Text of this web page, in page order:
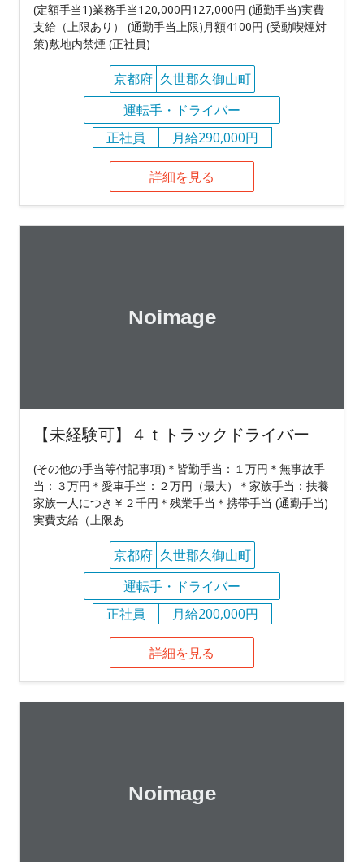
(定額手当1)業務手当120,000円127,000円 (通勤手当)実費
支給（上限あり） (通勤手当上限)月額4100円 (受動喫煙対
策)敷地内禁煙 (正社員)
京都府 久世郡久御山町
運転手・ドライバー
正社員
月給290,000円
詳細を見る
【未経験可】４ｔトラックドライバー
(その他の手当等付記事項)＊皆勤手当：１万円＊無事故手
当：３万円＊愛車手当：２万円（最大）＊家族手当：扶養
家族一人につき￥２千円＊残業手当＊携帯手当 (通勤手当)
実費支給（上限あ
京都府 久世郡久御山町
運転手・ドライバー
正社員
月給200,000円
詳細を見る